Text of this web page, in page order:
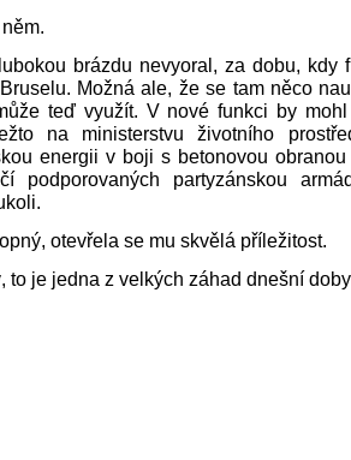
brázdu nevyoral, za dobu, kdy
Možná ale, že se tam něco
teď využít. V nové funkci by
na ministerstvu životního
energii v boji s betonovou
podporovaných partyzánskou
otevřela se mu skvělá příležitost.
to je jedna z velkých záhad dnešní